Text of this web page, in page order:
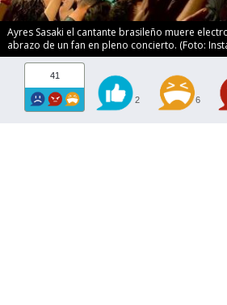
Ayres Sasaki el cantante brasileño muere
abrazo de un fan en pleno concierto. (Foto:
41
2 6